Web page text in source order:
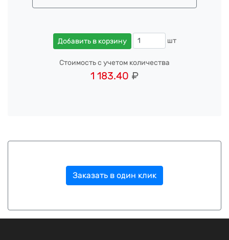
Добавить в корзину шт
Стоимость с учетом количества
1 183.40 ₽
Заказать в один клик